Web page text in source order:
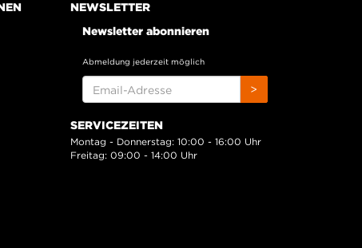
NEWSLETTER
Newsletter abonnieren
Abmeldung jederzeit möglich
ADRESSE
>
SERVICEZEITEN
Montag - Donnerstag: 10:00 - 16:00 Uhr
Freitag: 09:00 - 14:00 Uhr